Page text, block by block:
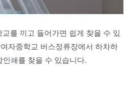
를 끼고 들어가면 쉽게 찾을 수 있
자중학교 버스정류장에서 하차하
쇄를 찾을 수 있습니다.